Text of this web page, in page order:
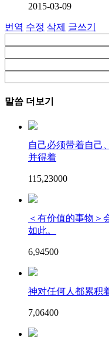
2015-03-09
번역 수정 삭제 글쓰기
말씀 더보기
自己必须带着自己
并得着
115,23000
＜有价值的事物＞
如此。
6,94500
神对任何人都累积
7,06400